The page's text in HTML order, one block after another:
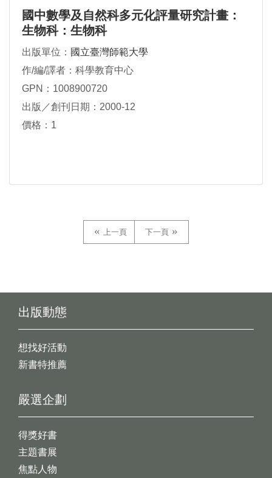
國中數學及自然科多元化評量研究計畫：
生物科：生物科
出版單位： 國立臺灣師範大學
作/編/譯者：科學教育中心
GPN：1008900720
出版／創刊日期：2000-12
價格：1
上一頁 下一頁
出版動態
想找好活動
新書特推薦
嚴選企劃
得獎好書
主題書展
焦點人物